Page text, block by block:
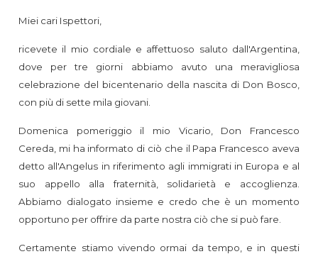
Miei cari Ispettori,
ricevete il mio cordiale e affettuoso saluto dall'Argentina,
dove per tre giorni abbiamo avuto una meravigliosa
celebrazione del bicentenario della nascita di Don Bosco,
con più di sette mila giovani.
Domenica pomeriggio il mio Vicario, Don Francesco
Cereda, mi ha informato di ciò che il Papa Francesco aveva
detto all'Angelus in riferimento agli immigrati in Europa e al
suo appello alla fraternità, solidarietà e accoglienza.
Abbiamo dialogato insieme e credo che è un momento
opportuno per offrire da parte nostra ciò che si può fare.
Certamente stiamo vivendo ormai da tempo, e in questi